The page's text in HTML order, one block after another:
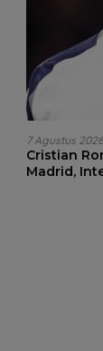
7 Agustus 2026
Cristian
Madrid,